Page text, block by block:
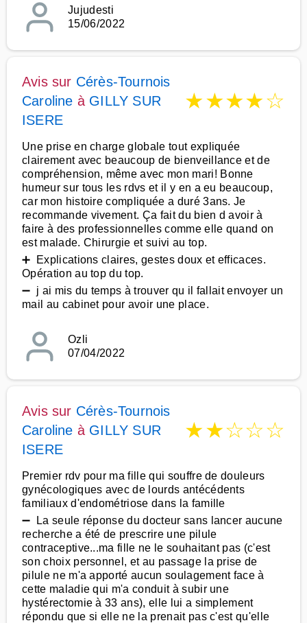
Jujudesti
15/06/2022
Avis sur Cérès-Tournois
Caroline à GILLY SUR
ISERE
★★★★☆
Une prise en charge globale tout expliquée
clairement avec beaucoup de bienveillance et de
compréhension, même avec mon mari! Bonne
humeur sur tous les rdvs et il y en a eu beaucoup,
car mon histoire compliquée a duré 3ans. Je
recommande vivement. Ça fait du bien d avoir à
faire à des professionnelles comme elle quand on
est malade. Chirurgie et suivi au top.
➕ Explications claires, gestes doux et efficaces.
Opération au top du top.
➖ j ai mis du temps à trouver qu il fallait envoyer un
mail au cabinet pour avoir une place.
Ozli
07/04/2022
Avis sur Cérès-Tournois
Caroline à GILLY SUR
ISERE
★★☆☆☆
Premier rdv pour ma fille qui souffre de douleurs
gynécologiques avec de lourds antécédents
familiaux d'endométriose dans la famille
➖ La seule réponse du docteur sans lancer aucune
recherche a été de prescrire une pilule
contraceptive...ma fille ne le souhaitant pas (c'est
son choix personnel, et au passage la prise de
pilule ne m'a apporté aucun soulagement face à
cette maladie qui m'a conduit à subir une
hystérectomie à 33 ans), elle lui a simplement
répondu que si elle ne la prenait pas c'est qu'elle